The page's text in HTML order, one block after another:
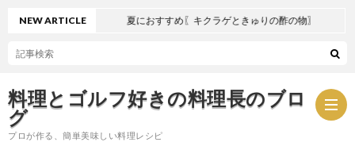
料理とゴルフ好きの料理長のブロ
グ
プロが作る、簡単美味しい料理レシピ
NEW ARTICLE 夏におすすめ〖キクラゲときゅりの酢の物〗